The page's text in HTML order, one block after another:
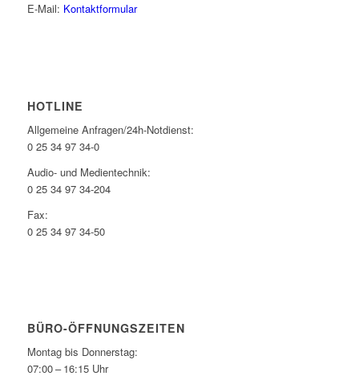
E-Mail: Kontaktformular
HOTLINE
Allgemeine Anfragen/24h-Notdienst:
0 25 34 97 34-0
Audio- und Medientechnik:
0 25 34 97 34-204
Fax:
0 25 34 97 34-50
BÜRO-ÖFFNUNGSZEITEN
Montag bis Donnerstag:
07:00 – 16:15 Uhr